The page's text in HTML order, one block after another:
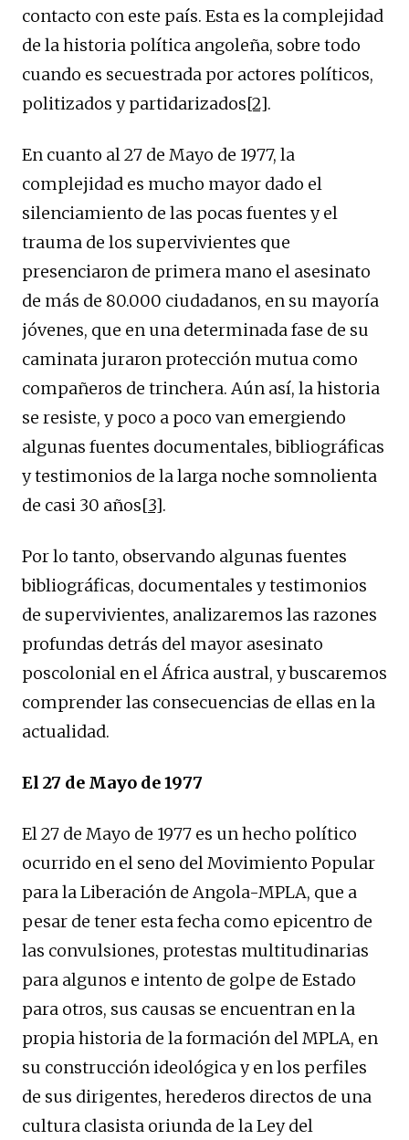
contacto con este país. Esta es la complejidad
de la historia política angoleña, sobre todo
cuando es secuestrada por actores políticos,
politizados y partidarizados[2].
En cuanto al 27 de Mayo de 1977, la
complejidad es mucho mayor dado el
silenciamiento de las pocas fuentes y el
trauma de los supervivientes que
presenciaron de primera mano el asesinato
de más de 80.000 ciudadanos, en su mayoría
jóvenes, que en una determinada fase de su
caminata juraron protección mutua como
compañeros de trinchera. Aún así, la historia
se resiste, y poco a poco van emergiendo
algunas fuentes documentales, bibliográficas
y testimonios de la larga noche somnolienta
de casi 30 años[3].
Por lo tanto, observando algunas fuentes
bibliográficas, documentales y testimonios
de supervivientes, analizaremos las razones
profundas detrás del mayor asesinato
poscolonial en el África austral, y buscaremos
comprender las consecuencias de ellas en la
actualidad.
El 27 de Mayo de 1977
El 27 de Mayo de 1977 es un hecho político
ocurrido en el seno del Movimiento Popular
para la Liberación de Angola-MPLA, que a
pesar de tener esta fecha como epicentro de
las convulsiones, protestas multitudinarias
para algunos e intento de golpe de Estado
para otros, sus causas se encuentran en la
propia historia de la formación del MPLA, en
su construcción ideológica y en los perfiles
de sus dirigentes, herederos directos de una
cultura clasista oriunda de la Ley del